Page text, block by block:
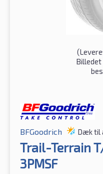
(
Billedet
BFGoodrich Dæk til
Trail-Terrain
3PMSF